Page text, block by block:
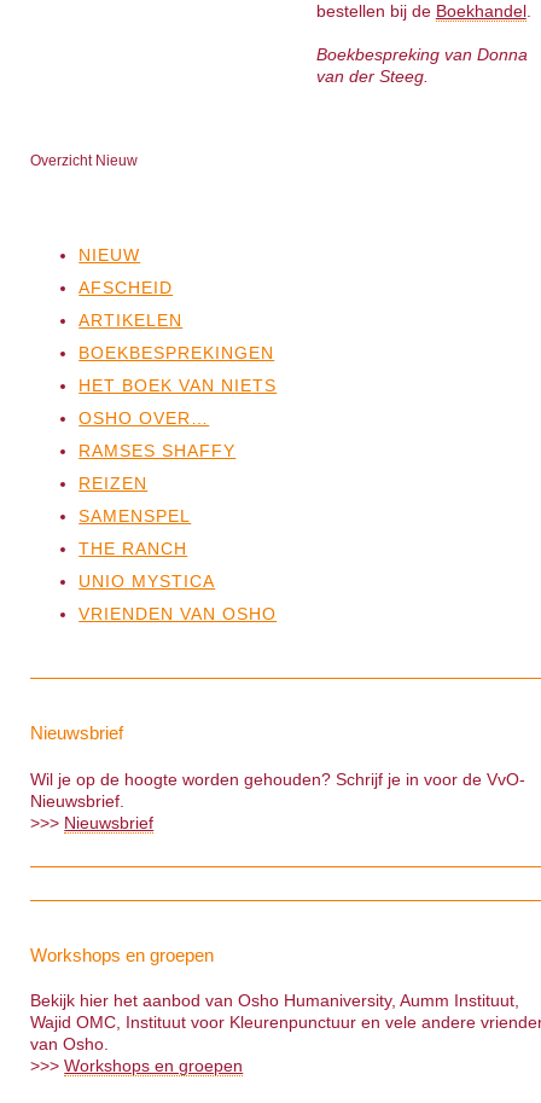
bestellen bij de Boekhandel.
Boekbespreking van Donna
van der Steeg.
Overzicht Nieuw
NIEUW
AFSCHEID
ARTIKELEN
BOEKBESPREKINGEN
HET BOEK VAN NIETS
OSHO OVER…
RAMSES SHAFFY
REIZEN
SAMENSPEL
THE RANCH
UNIO MYSTICA
VRIENDEN VAN OSHO
Nieuwsbrief
Wil je op de hoogte worden gehouden? Schrijf je in voor de VvO-
Nieuwsbrief.
>>> Nieuwsbrief
Workshops en groepen
Bekijk hier het aanbod van Osho Humaniversity, Aumm Instituut,
Wajid OMC, Instituut voor Kleurenpunctuur en vele andere
van Osho.
>>>Workshops en groepen